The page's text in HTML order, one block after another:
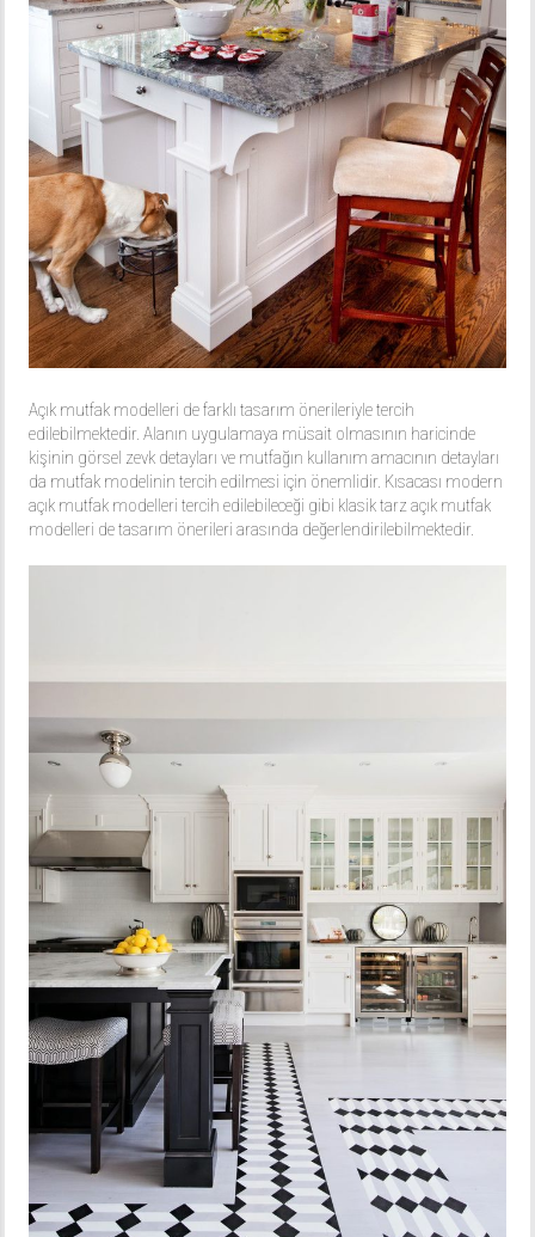
Açık mutfak modelleri de farklı tasarım önerileriyle tercih
edilebilmektedir. Alanın uygulamaya müsait olmasının haricinde
kişinin görsel zevk detayları ve mutfağın kullanım amacının detayları
da mutfak modelinin tercih edilmesi için önemlidir. Kısacası modern
açık mutfak modelleri tercih edilebileceği gibi klasik tarz açık mutfak
modelleri de tasarım önerileri arasında değerlendirilebilmektedir.